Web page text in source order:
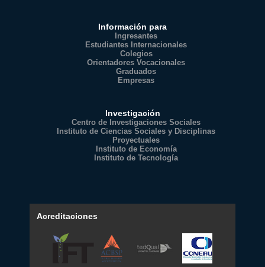
Información para
Ingresantes
Estudiantes Internacionales
Colegios
Orientadores Vocacionales
Graduados
Empresas
Investigación
Centro de Investigaciones Sociales
Instituto de Ciencias Sociales y Disciplinas
Proyectuales
Instituto de Economía
Instituto de Tecnología
Acreditaciones